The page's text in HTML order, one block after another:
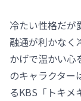
冷たい性格だが
融通が利かなく
かげで温かい心
のキャラクター
るKBS「トキ